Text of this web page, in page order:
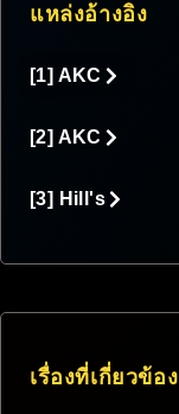
แหล่งอ้างอิง
[1] AKC
[2] AKC
[3] Hill's
เรื่องที่เกี่ยวข้อง